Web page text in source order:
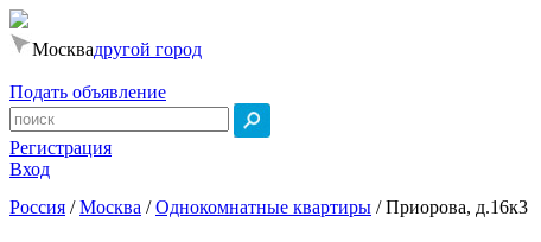
Москвадругой город
Подать объявление
Регистрация
Вход
Россия /Москва /Однокомнатные квартиры /Приорова, д.16к3